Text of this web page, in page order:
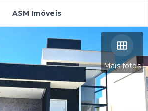
ASM Imóveis
Mais fotos